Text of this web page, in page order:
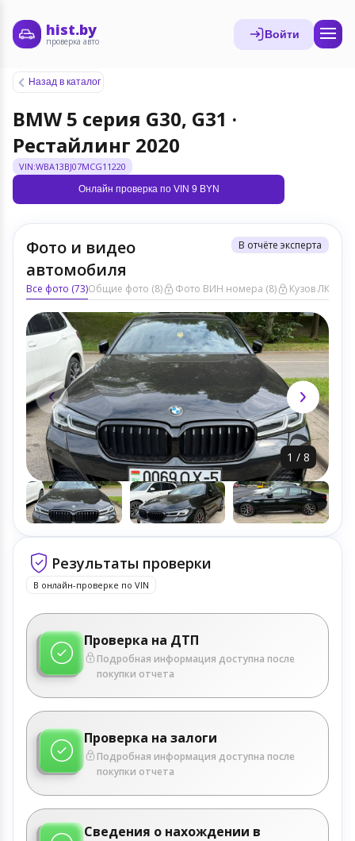
hist.by
проверка авто
Войти
Назад в каталог
BMW 5 серия G30, G31 ·
Рестайлинг 2020
VIN:WBA13BJ07MCG11220
Онлайн проверка по VIN 9 BYN
Фото и видео
автомобиля
В отчёте эксперта
Все фото (73)Общие фото (8) Фото ВИН номера (8) Кузов ЛКП (12)
1 / 8
Результаты проверки
В онлайн-проверке по VIN
Проверка на ДТП
Подробная информация доступна после
покупки отчета
Проверка на залоги
Подробная информация доступна после
покупки отчета
Сведения о нахождении в